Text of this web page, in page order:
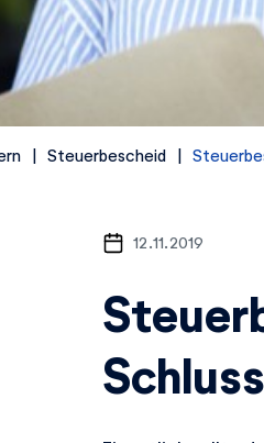
Steuerbescheid
12.11.2019